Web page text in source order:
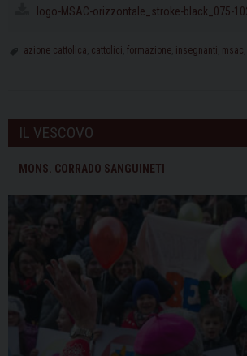
logo-MSAC-orizzontale_stroke-black_075-
azione cattolica cattolici formazione insegnanti msac
IL VESCOVO
MONS. CORRADO SANGUINETI